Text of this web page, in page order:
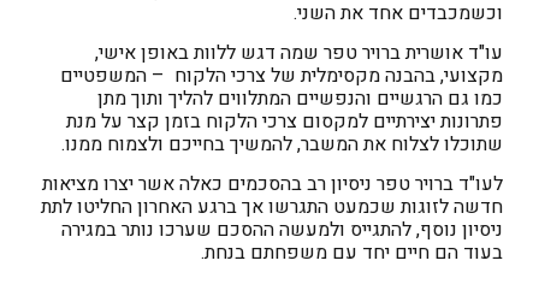
וכשמכבדים אחד את השני.
עו"ד אושרית ברויר טפר שמה דגש ללוות באופן אישי,
מקצועי, בהבנה מקסימלית של צרכי הלקוח – המשפטיים
כמו גם הרגשיים והנפשיים המתלווים להליך ותוך מתן
פתרונות יצירתיים למקסום צרכי הלקוח בזמן קצר על מנת
שתוכלו לצלוח את המשבר, להמשיך בחייכם ולצמוח ממנו.
לעו"ד ברויר טפר ניסיון רב בהסכמים כאלה אשר יצרו מציאות
חדשה לזוגות שכמעט התגרשו אך ברגע האחרון החליטו לתת
ניסיון נוסף, להתגייס ולמעשה ההסכם שערכו נותר במגירה
בעוד הם חיים יחד עם משפחתם בנחת.